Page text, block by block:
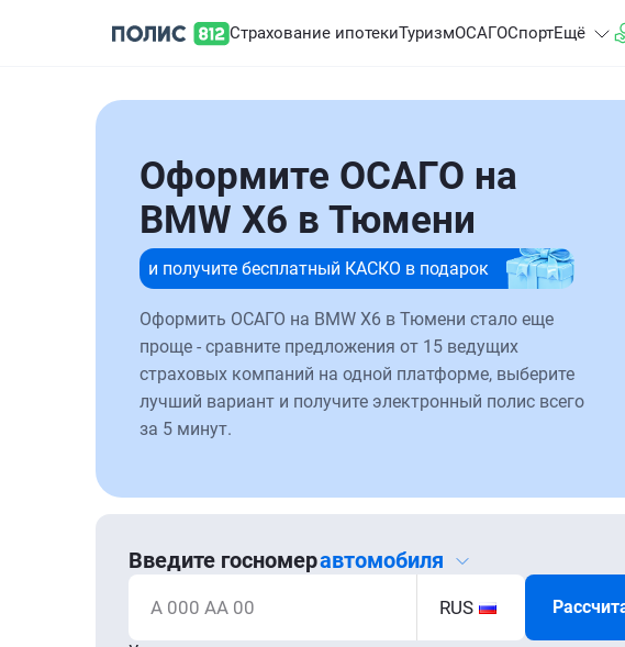
Страхование ипотекиТуризмОСАГОСпортЕщё
Оформите ОСАГО на
BMW X6 в Тюмени
и получите бесплатный КАСКО в подарок
Оформить ОСАГО на BMW X6 в Тюмени стало еще
проще - сравните предложения от 15 ведущих
страховых компаний на одной платформе, выберите
лучший вариант и получите электронный полис всего
за 5 минут.
Введите госномеравтомобиля
А 000 АА 00 RUS